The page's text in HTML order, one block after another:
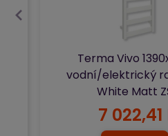
Terma Vivo
vodní/elektrický
White Matt
7 022,41